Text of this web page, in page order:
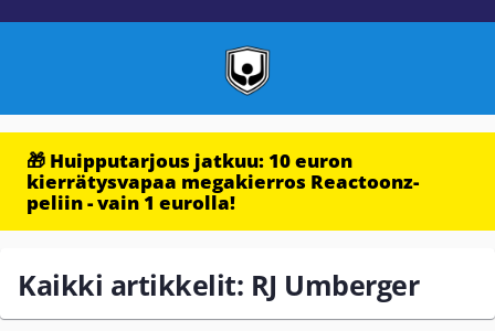
🎁 Huipputarjous jatkuu: 10 euron
kierrätysvapaa megakierros Reactoonz-
peliin - vain 1 eurolla!
Kaikki artikkelit: RJ Umberger